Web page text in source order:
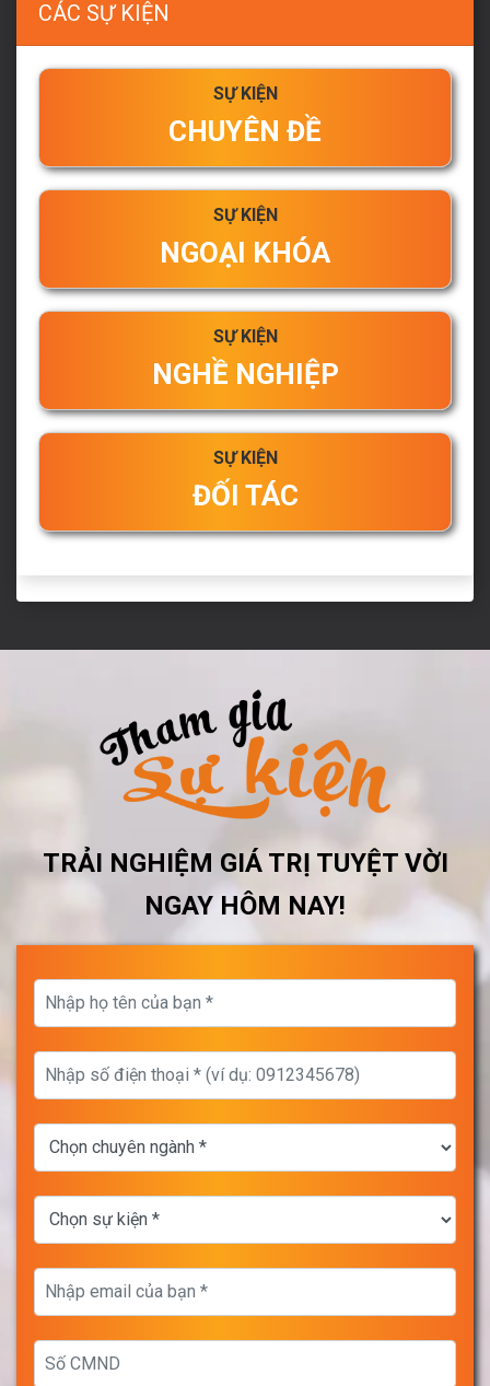
CÁC SỰ KIỆN
SỰ KIỆN
CHUYÊN ĐỀ
SỰ KIỆN
NGOẠI KHÓA
SỰ KIỆN
NGHỀ NGHIỆP
SỰ KIỆN
ĐỐI TÁC
TRẢI NGHIỆM GIÁ TRỊ TUYỆT VỜI
NGAY HÔM NAY!